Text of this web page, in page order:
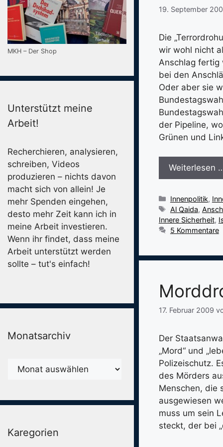
19. September
Die
wir wohl nicht
Anschlag fertig
bei den
Oder aber sie
der Pipeline,
Grünen und
Weiterlesen
Kategorien
Innenpolitik,
Schlagwörter
Al Qaida,
Innere Sicherheit,
5 Kommentare
17. Februar 2009
Der
„Mord“ und
Polizeischutz.
des Mörders
Menschen, die
ausgewiesen
muss um sein
steckt, der bei
MKH – Der Shop
Unterstützt meine
Arbeit!
Recherchieren, analysieren,
schreiben, Videos
produzieren – nichts davon
macht sich von allein! Je
mehr Spenden eingehen,
desto mehr Zeit kann ich in
meine Arbeit investieren.
Wenn ihr findet, dass meine
Arbeit unterstützt werden
sollte – tut's einfach!
Monatsarchiv
Monatsarchiv
Karegorien